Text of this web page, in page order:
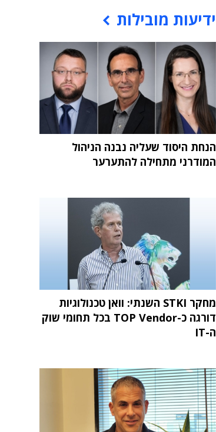
ידיעות מובילות
הנחת היסוד שעליה נבנה הניהול
המודרני מתחילה להתערער
מחקר STKI השנתי: וואן טכנולוגיות
דורגה כ-TOP Vendor בכל תחומי שוק
ה-IT